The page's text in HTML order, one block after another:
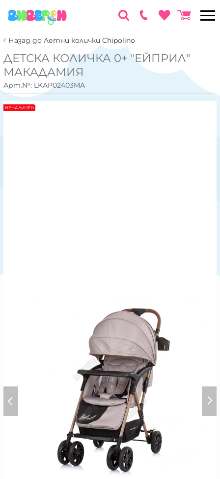
Назад до Летни колички Chipolino
ДЕТСКА КОЛИЧКА 0+ "ЕЙПРИЛ"
МАКАДАМИЯ
Арт.№: LKAP02403MA
НЕНАЛИЧЕН